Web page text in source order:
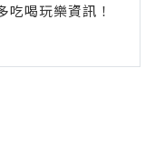
喝玩樂資訊！